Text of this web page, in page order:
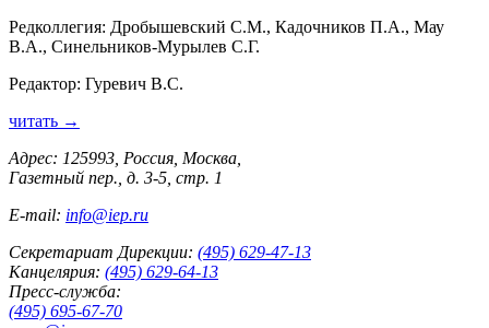
Редколлегия: Дробышевский С.М., Кадочников П.А., Мау
В.А., Синельников-Мурылев С.Г.
Редактор: Гуревич В.С.
читать →
Адрес: 125993, Россия, Москва,
Газетный пер., д. 3-5, стр. 1
E-mail: info@iep.ru
Секретариат Дирекции: (495) 629-47-13
Канцелярия: (495) 629-64-13
Пресс-служба:
(495) 695-67-70